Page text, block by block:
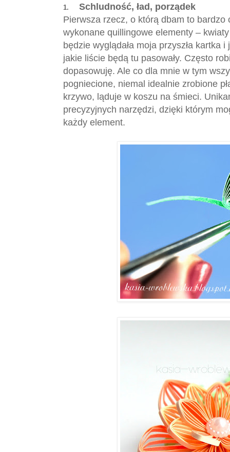
1. Schludność, ład, porządek
Pierwsza rzecz, o którą dbam to
wykonane quillingowe elementy –
będzie wyglądała moja przyszła kartka
jakie liście będą tu pasowały. Często
dopasowuję. Ale co dla mnie w tym
pogniecione, niemal idealnie zrobione
krzywo, ląduje w koszu na śmieci.
precyzyjnych narzędzi, dzięki którym
każdy element.